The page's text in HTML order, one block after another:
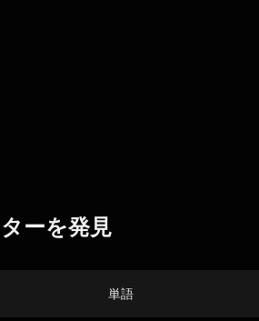
ーを発見
単語